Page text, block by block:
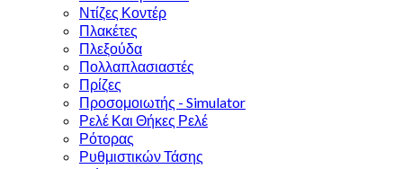
Ντίζες Κοντέρ
Πλακέτες
Πλεξούδα
Πολλαπλασιαστές
Πρίζες
Προσομοιωτής - Simulator
Ρελέ Και Θήκες Ρελέ
Ρότορας
Ρυθμιστικών Τάσης